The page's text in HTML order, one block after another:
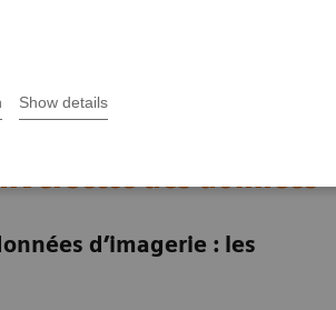
Show details
des données
d’imagerie : les